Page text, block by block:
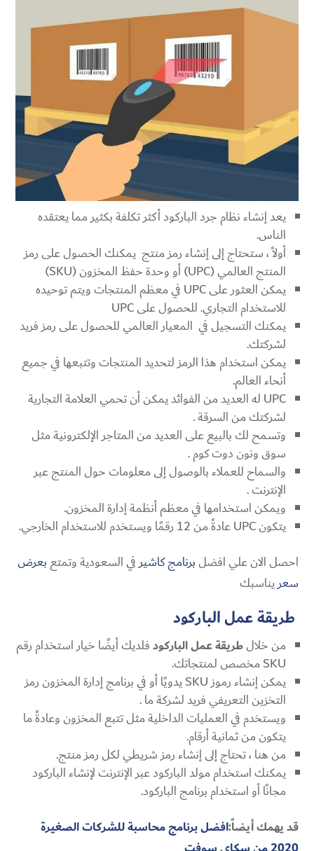
يعد إنشاء نظام جرد الباركود أكثر تكلفة بكثير مما يعتقده
الناس.
أولاً ، ستحتاج إلى إنشاء رمز منتج يمكنك الحصول على رمز
المنتج العالمي (UPC) أو وحدة حفظ المخزون (SKU)
يمكن العثور على UPC في معظم المنتجات ويتم توحيده
للاستخدام التجاري. للحصول على UPC
يمكنك التسجيل في المعيار العالمي للحصول على رمز فريد
لشركتك.
يمكن استخدام هذا الرمز لتحديد المنتجات وتتبعها في جميع
أنحاء العالم.
UPC له العديد من الفوائد يمكن أن تحمي العلامة التجارية
لشركتك من السرقة .
وتسمح لك بالبيع على العديد من المتاجر الإلكترونية مثل
سوق ونون دوت كوم .
والسماح للعملاء بالوصول إلى معلومات حول المنتج عبر
الإنترنت .
ويمكن استخدامها في معظم أنظمة إدارة المخزون.
يتكون UPC عادةً من 12 رقمًا ويستخدم للاستخدام الخارجي.
احصل الان علي افضلبرنامج كاشيرفي السعودية وتمتعبعرض
سعريناسبك
طريقة عمل الباركود
من خلالطريقة عمل الباركودفلديك أيضًا خيار استخدام رقم
SKU مخصص لمنتجاتك.
يمكن إنشاء رموز SKU يدويًا أو في برنامج إدارة المخزون رمز
التخزين التعريفي فريد لشركة ما .
ويستخدم في العمليات الداخلية مثل تتبع المخزون وعادةً ما
يتكون من ثمانية أرقام.
من هنا ، تحتاج إلى إنشاء رمز شريطي لكل رمز منتج.
يمكنك استخدام مولد الباركود عبر الإنترنت لإنشاء الباركود
مجانًا أو استخدام برنامج الباركود.
قد يهمك أيضاً:افضل برنامج محاسبة للشركات الصغيرة